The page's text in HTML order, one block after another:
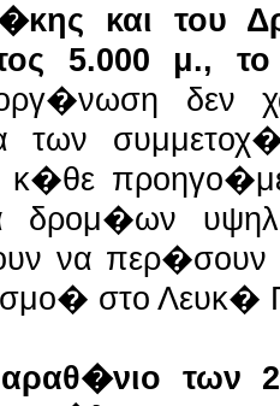
και του
5.000 μ.,
δεν
των
κ�θε
δρομ�ων
να
στο
των